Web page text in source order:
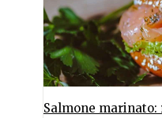
Salmone